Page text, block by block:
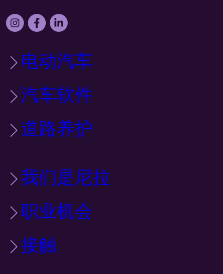
Instagram
FacebookLinkedIn
电动汽车
汽车软件
道路养护
我们是尼拉
职业机会
接触